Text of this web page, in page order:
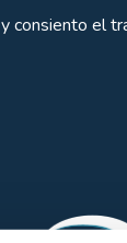
y consiento el